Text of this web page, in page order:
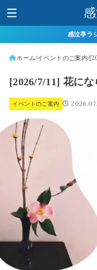
感泣亭ラ
ホーム イベントのご案内
[2026/7/11] 花に
イベントのご案内